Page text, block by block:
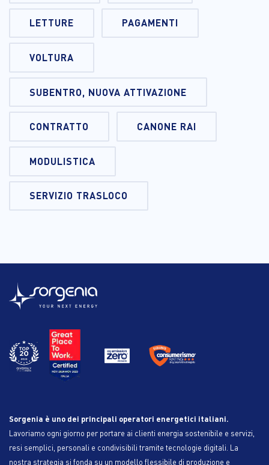
LETTURE PAGAMENTI
VOLTURA
SUBENTRO, NUOVA ATTIVAZIONE
CONTRATTO CANONE RAI
MODULISTICA
SERVIZIO TRASLOCO
Sorgenia è uno dei principali operatori energetici italiani.
Lavoriamo ogni giorno per portare ai clienti energia sostenibile e servizi,
resi semplici, personali e condivisibili tramite tecnologie digitali. La
nostra strategia si fonda su un modello flessibile di produzione e